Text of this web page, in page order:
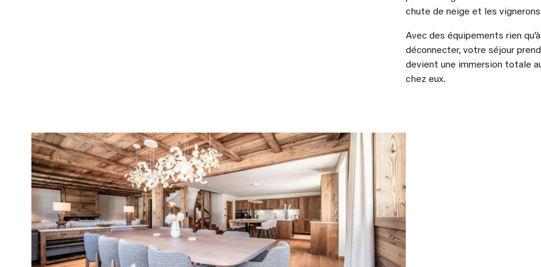
chute de neige et les
Avec des équipements rien
déconnecter, votre séjour
devient une immersion totale
chez eux.